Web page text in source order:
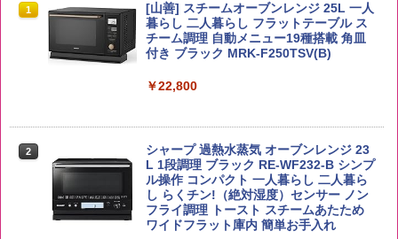
1 by Amazon 国産ブレンド米 精米 5kg
￥2,650
米 5kg
￥3,396
1
ブラックニッカ ニッカ Nikka ウィスキ
ー4000ml ブラックニッカクリア ウヰス
キー 【日本 アサヒ ウィスキー】 大容量
お得 4リットル
￥4,341
2
角瓶 2700ml サントリー ウイスキー ハ
イボール 大容量
￥6,091
1
チキンラーメン どんぶり 85g×12個 日清
食品 インスタント カップ麺
￥1,939
2
らに塩分控えめ 78g×12個
￥2,885
1
[山善] スチームオーブンレンジ 25L 一人
暮らし 二人暮らし フラットテーブル ス
チーム調理 自動メニュー19種搭載 角皿
付き ブラック MRK-F250TSV(B)
￥22,800
2
シャープ 過熱水蒸気 オーブンレンジ 23
L 1段調理 ブラック RE-WF232-B シンプ
ル操作 コンパクト 一人暮らし 二人暮ら
し らくチン!（絶対湿度）センサー ノン
フライ調理 トースト スチームあたため
ワイドフラット庫内 簡単お手入れ